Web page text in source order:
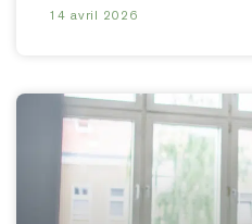
14 avril 2026